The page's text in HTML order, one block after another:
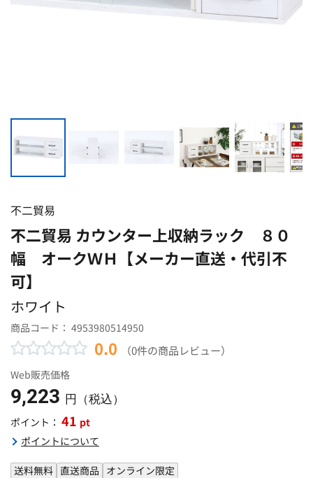
不二貿易
不二貿易 カウンター上収納ラック ８０
幅 オークＷＨ【メーカー直送・代引不
可】
ホワイト
商品コード： 4953980514950
0.0 （0件の商品レビュー）
Web販売価格
9,223 円（税込）
ポイント： 41 pt
ポイントについて
送料無料 直送商品 オンライン限定